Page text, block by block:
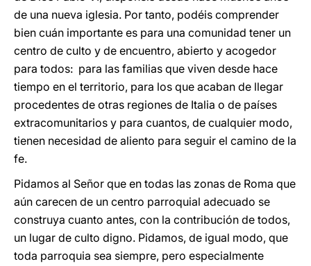
de una nueva iglesia. Por tanto, podéis comprender
bien cuán importante es para una comunidad tener un
centro de culto y de encuentro, abierto y acogedor
para todos: para las familias que viven desde hace
tiempo en el territorio, para los que acaban de llegar
procedentes de otras regiones de Italia o de países
extracomunitarios y para cuantos, de cualquier modo,
tienen necesidad de aliento para seguir el camino de la
fe.
Pidamos al Señor que en todas las zonas de Roma que
aún carecen de un centro parroquial adecuado se
construya cuanto antes, con la contribución de todos,
un lugar de culto digno. Pidamos, de igual modo, que
toda parroquia sea siempre, pero especialmente